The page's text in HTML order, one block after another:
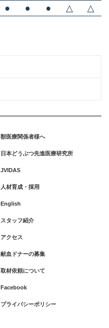
● ● ● △ △
獣医療関係者様へ
日本どうぶつ先進医療研究所
JVIDAS
人材育成・採用
English
スタッフ紹介
アクセス
献血ドナーの募集
取材依頼について
Facebook
プライバシーポリシー